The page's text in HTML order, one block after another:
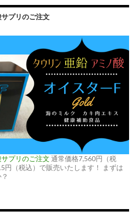
プリのご注文
プリのご注文 通常価格7,560円（税
円（税込）で販売いたします！ まずは